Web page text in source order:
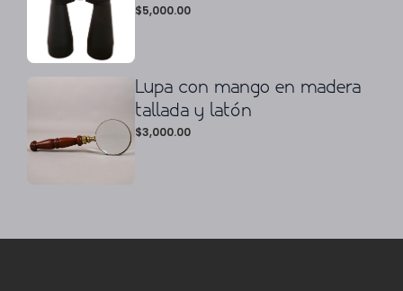
$5,000.00
Lupa con mango en madera
tallada y latón
$3,000.00